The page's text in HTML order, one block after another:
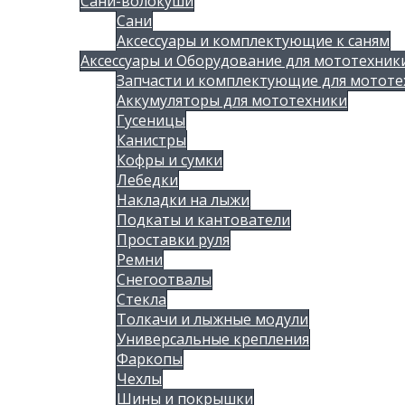
Сани
Аксессуары и комплектующие к саням
Аксессуары и Оборудование для
Запчасти и комплектующие для
Аккумуляторы для мототехники
Гусеницы
Канистры
Кофры и сумки
Лебедки
Накладки на лыжи
Подкаты и кантователи
Проставки руля
Ремни
Снегоотвалы
Стекла
Толкачи и лыжные модули
Универсальные крепления
Фаркопы
Чехлы
Шины и покрышки